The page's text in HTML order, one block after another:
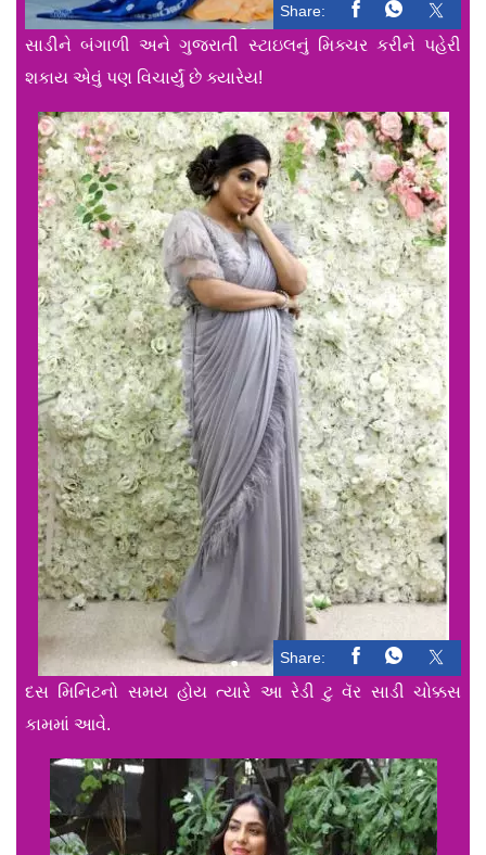
Share:
સાડીને બંગાળી અને ગુજરાતી સ્ટાઇલનું મિક્ચર કરીને પહેરી
શકાય એવું પણ વિચાર્યું છે ક્યારેય!
Share:
દસ મિનિટનો સમય હોય ત્યારે આ રેડી ટુ વૅર સાડી ચોક્કસ
કામમાં આવે.